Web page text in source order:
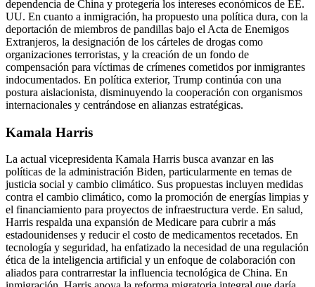
dependencia de China y protegería los intereses económicos de EE.
UU. En cuanto a inmigración, ha propuesto una política dura, con la
deportación de miembros de pandillas bajo el Acta de Enemigos
Extranjeros, la designación de los cárteles de drogas como
organizaciones terroristas, y la creación de un fondo de
compensación para víctimas de crímenes cometidos por inmigrantes
indocumentados. En política exterior, Trump continúa con una
postura aislacionista, disminuyendo la cooperación con organismos
internacionales y centrándose en alianzas estratégicas​.​
Kamala Harris
La actual vicepresidenta Kamala Harris busca avanzar en las
políticas de la administración Biden, particularmente en temas de
justicia social y cambio climático. Sus propuestas incluyen medidas
contra el cambio climático, como la promoción de energías limpias y
el financiamiento para proyectos de infraestructura verde. En salud,
Harris respalda una expansión de Medicare para cubrir a más
estadounidenses y reducir el costo de medicamentos recetados. En
tecnología y seguridad, ha enfatizado la necesidad de una regulación
ética de la inteligencia artificial y un enfoque de colaboración con
aliados para contrarrestar la influencia tecnológica de China. En